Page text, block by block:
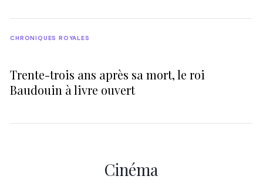
Trente-trois ans après sa mort, le roi
Baudouin à livre ouvert
CHRONIQUES ROYALES
Cinéma